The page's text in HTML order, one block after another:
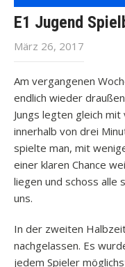
E1 Jugend
März 26, 2017
Am vergangenen
endlich wieder
Jungs legten gleich
innerhalb von drei
spielte man, mit
einer klaren Chance
liegen und schoss
uns.
In der zweiten
nachgelassen. Es
jedem Spieler